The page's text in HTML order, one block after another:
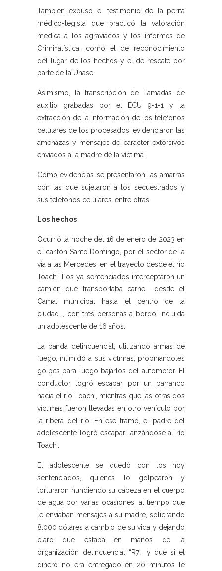
También expuso el testimonio de la perita
médico-legista que practicó la valoración
médica a los agraviados y los informes de
Criminalística, como el de reconocimiento
del lugar de los hechos y el de rescate por
parte de la Unase.
Asimismo, la transcripción de llamadas de
auxilio grabadas por el ECU 9-1-1 y la
extracción de la información de los teléfonos
celulares de los procesados, evidenciaron las
amenazas y mensajes de carácter extorsivos
enviados a la madre de la víctima.
Como evidencias se presentaron las amarras
con las que sujetaron a los secuestrados y
sus teléfonos celulares, entre otras.
Los hechos
Ocurrió la noche del 16 de enero de 2023 en
el cantón Santo Domingo, por el sector de la
vía a las Mercedes, en el trayecto desde el río
Toachi. Los ya sentenciados interceptaron un
camión que transportaba carne –desde el
Camal municipal hasta el centro de la
ciudad–, con tres personas a bordo, incluida
un adolescente de 16 años.
La banda delincuencial, utilizando armas de
fuego, intimidó a sus víctimas, propinándoles
golpes para luego bajarlos del automotor. El
conductor logró escapar por un barranco
hacia el río Toachi, mientras que las otras dos
víctimas fueron llevadas en otro vehículo por
la ribera del río. En ese tramo, el padre del
adolescente logró escapar lanzándose al río
Toachi.
El adolescente se quedó con los hoy
sentenciados, quienes lo golpearon y
torturaron hundiendo su cabeza en el cuerpo
de agua por varias ocasiones, al tiempo que
le enviaban mensajes a su madre, solicitando
8.000 dólares a cambio de su vida y dejando
claro que estaba en manos de la
organización delincuencial “R7”, y que si el
dinero no era entregado en 20 minutos le